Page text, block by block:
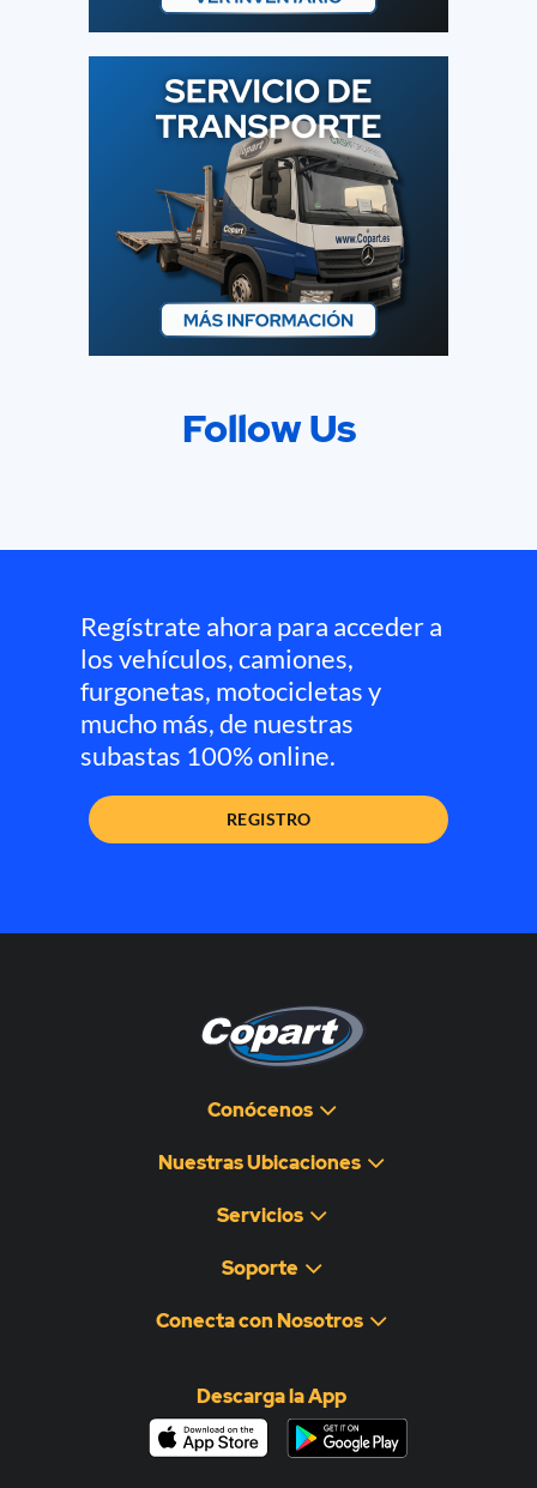
Follow Us
Regístrate ahora para acceder a
los vehículos, camiones,
furgonetas, motocicletas y
mucho más, de nuestras
subastas 100% online.
REGISTRO
Conócenos
Nuestras Ubicaciones
Servicios
Soporte
Conecta con Nosotros
Descarga la App